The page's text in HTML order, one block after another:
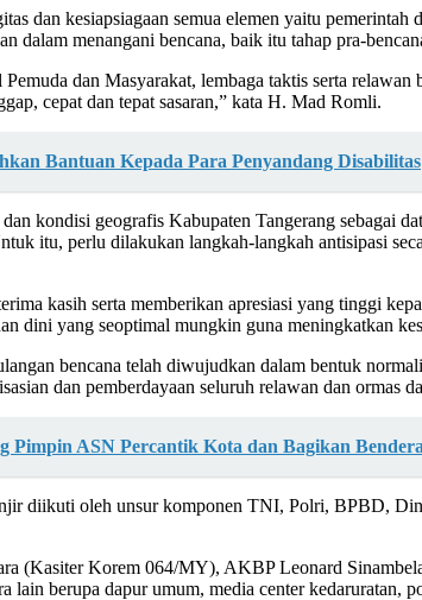
dan kesiapsiagaan semua elemen yaitu
dalam menangani bencana, baik itu tahap pra-
dan Masyarakat, lembaga taktis serta relawan
cepat dan tepat sasaran,” kata H. Mad Romli.
Bantuan Kepada Para Penyandang Disabilitas
kondisi geografis Kabupaten Tangerang sebagai
itu, perlu dilakukan langkah-langkah antisipasi
kasih serta memberikan apresiasi yang tinggi
dini yang seoptimal mungkin guna meningkatkan
bencana telah diwujudkan dalam bentuk
dan pemberdayaan seluruh relawan dan ormas
Pimpin ASN Percantik Kota dan Bagikan
diikuti oleh unsur komponen TNI, Polri, BPBD,
(Kasiter Korem 064/MY), AKBP Leonard
lain berupa dapur umum, media center kedaruratan,